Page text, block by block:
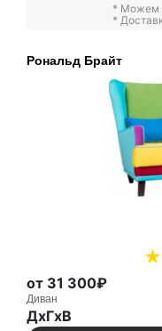
* Можем
*
Рональд Брайт
от 31 300₽
Диван
ДxГxВ